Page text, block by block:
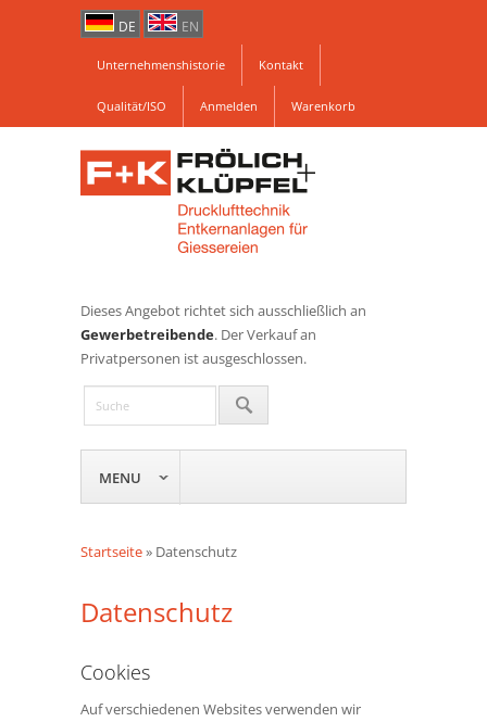
DE EN
Unternehmenshistorie Kontakt
Qualität/ISO Anmelden Warenkorb
Dieses Angebot richtet sich ausschließlich an
Gewerbetreibende. Der Verkauf an
Privatpersonen ist ausgeschlossen.
MENU
Startseite» Datenschutz
Datenschutz
Cookies
Auf verschiedenen Websites verwenden wir